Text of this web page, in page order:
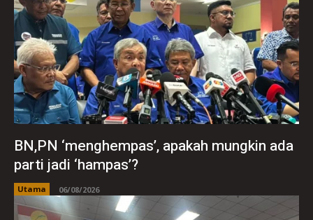
BN,PN ‘menghempas’, apakah mungkin ada
parti jadi ‘hampas’?
Utama 06/08/2026